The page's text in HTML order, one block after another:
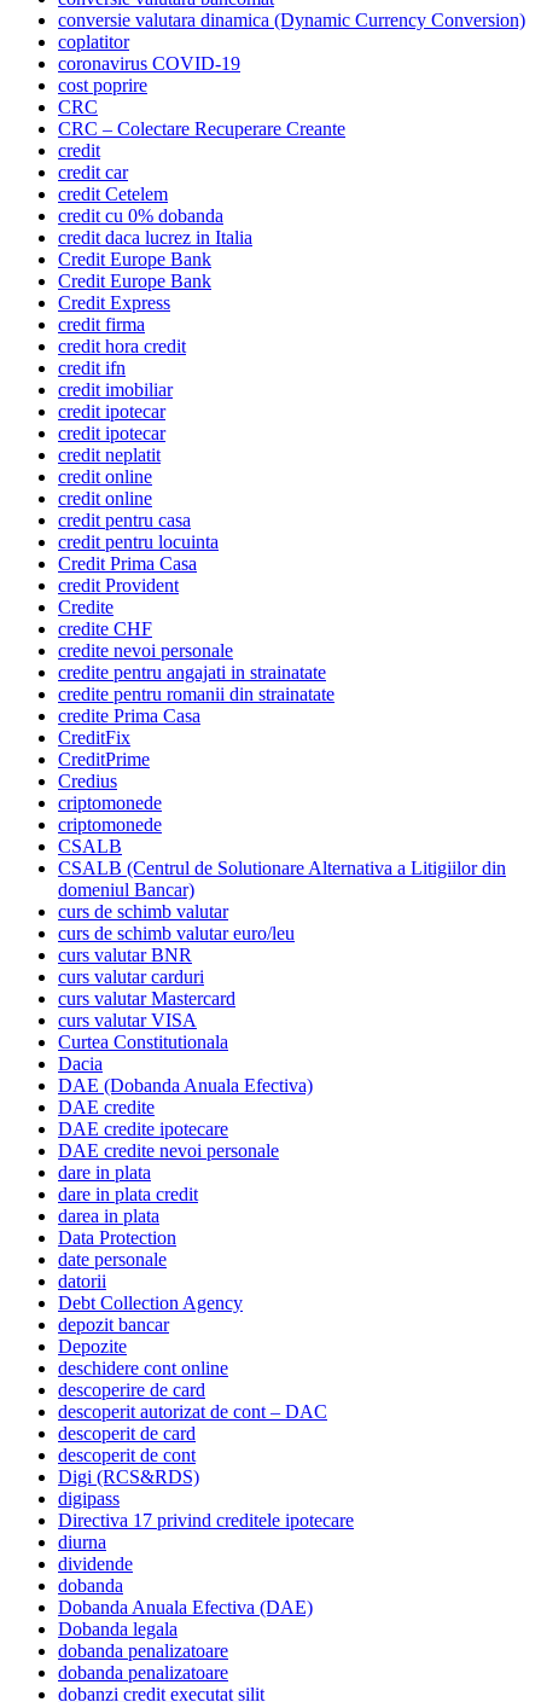
conversie valutara dinamica (Dynamic Currency Conversion)
coplatitor
coronavirus COVID-19
cost poprire
CRC
CRC – Colectare Recuperare Creante
credit
credit car
credit Cetelem
credit cu 0% dobanda
credit daca lucrez in Italia
Credit Europe Bank
Credit Europe Bank
Credit Express
credit firma
credit hora credit
credit ifn
credit imobiliar
credit ipotecar
credit ipotecar
credit neplatit
credit online
credit online
credit pentru casa
credit pentru locuinta
Credit Prima Casa
credit Provident
Credite
credite CHF
credite nevoi personale
credite pentru angajati in strainatate
credite pentru romanii din strainatate
credite Prima Casa
CreditFix
CreditPrime
Credius
criptomonede
criptomonede
CSALB
CSALB (Centrul de Solutionare Alternativa a Litigiilor din
domeniul Bancar)
curs de schimb valutar
curs de schimb valutar euro/leu
curs valutar BNR
curs valutar carduri
curs valutar Mastercard
curs valutar VISA
Curtea Constitutionala
Dacia
DAE (Dobanda Anuala Efectiva)
DAE credite
DAE credite ipotecare
DAE credite nevoi personale
dare in plata
dare in plata credit
darea in plata
Data Protection
date personale
datorii
Debt Collection Agency
depozit bancar
Depozite
deschidere cont online
descoperire de card
descoperit autorizat de cont – DAC
descoperit de card
descoperit de cont
Digi (RCS&RDS)
digipass
Directiva 17 privind creditele ipotecare
diurna
dividende
dobanda
Dobanda Anuala Efectiva (DAE)
Dobanda legala
dobanda penalizatoare
dobanda penalizatoare
dobanzi credit executat silit